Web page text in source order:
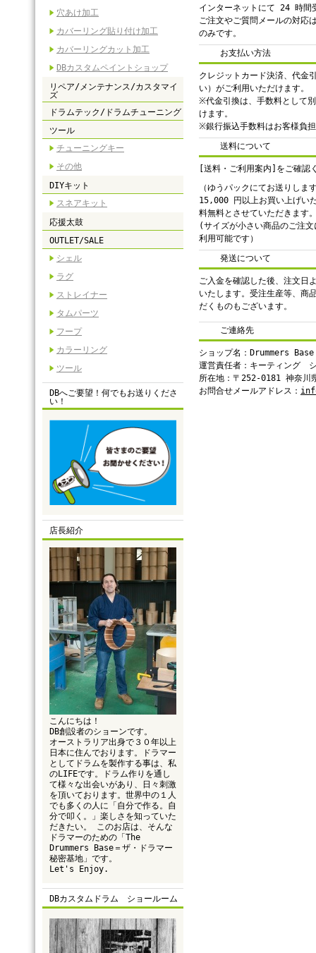
穴あけ加工
カバーリング貼り付け加工
カバーリングカット加工
DBカスタムペイントショップ
リペア/メンテナンス/カスタマイ
ズ
ドラムテック/ドラムチューニング
ツール
チューニングキー
その他
DIYキット
スネアキット
応援太鼓
OUTLET/SALE
シェル
ラグ
ストレイナー
タムパーツ
フープ
カラーリング
ツール
DBへご要望！何でもお送りくださ
い！
店長紹介
こんにちは！
DB創設者のショーンです。
オーストラリア出身で３０年以上
日本に住んでおります。ドラマー
としてドラムを製作する事は、私
のLIFEです。ドラム作りを通し
て様々な出会いがあり、日々刺激
を頂いております。世界中の１人
でも多くの人に「自分で作る。自
分で叩く。」楽しさを知っていた
だきたい。 このお店は、そんな
ドラマーのための「The
Drummers Base＝ザ・ドラマー
秘密基地」です。
Let's Enjoy.
DBカスタムドラム ショールーム
インターネットにて 24 時間
ご注文やご質問メールの対応
のみです。
お支払い方法
クレジットカード決済、代金
い）がご利用いただけます。
※代金引換は、手数料として
けます。
※銀行振込手数料はお客様負
送料について
[送料・ご利用案内]をご確認
（ゆうパックにてお送りしま
15,000 円以上お買い上げい
料無料とさせていただきます
(サイズが小さい商品のご注
利用可能です）
発送について
ご入金を確認した後、注文日
いたします。受注生産等、商
だくものもございます。
ご連絡先
ショップ名：Drummers Base
運営責任者：キーティング
所在地：〒252-0181 神奈川
お問合せメールアドレス：